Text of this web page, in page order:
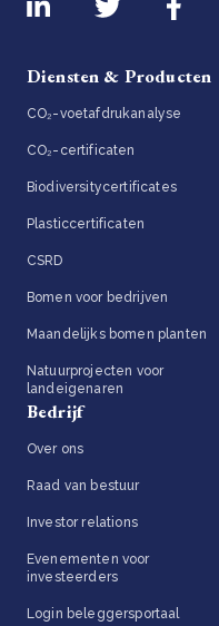
Diensten & Producten
CO₂-voetafdrukanalyse
CO₂-certificaten
Biodiversitycertificates
Plasticcertificaten
CSRD
Bomen voor bedrijven
Maandelijks bomen planten
Natuurprojecten voor
landeigenaren
Bedrijf
Over ons
Raad van bestuur
Investor relations
Evenementen voor
investeerders
Login beleggersportaal